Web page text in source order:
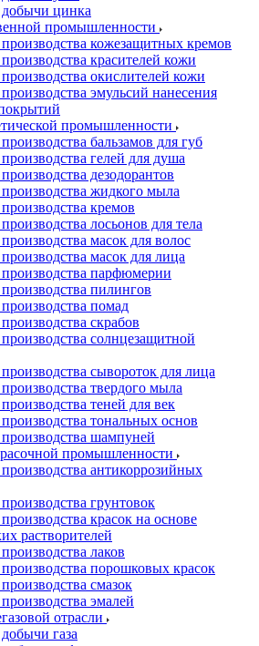
цинка
промышленности
кожезащитных кремов
красителей кожи
окислителей кожи
эмульсий нанесения
промышленности
бальзамов для губ
гелей для душа
дезодорантов
жидкого мыла
кремов
лосьонов для тела
масок для волос
масок для лица
парфюмерии
пилингов
помад
скрабов
солнцезащитной
сывороток для лица
твердого мыла
теней для век
тональных основ
шампуней
промышленности
антикоррозийных
грунтовок
красок на основе
растворителей
лаков
порошковых красок
смазок
эмалей
отрасли
газа